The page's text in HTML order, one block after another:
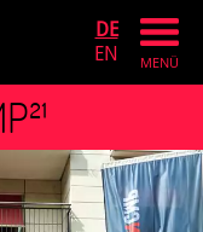
DE
EN
MENÜ